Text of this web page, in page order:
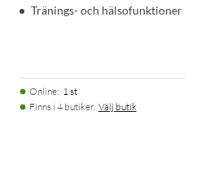
Tränings- och hälsofunktioner
Online: 1 st
Finns i 4 butiker. Välj butik